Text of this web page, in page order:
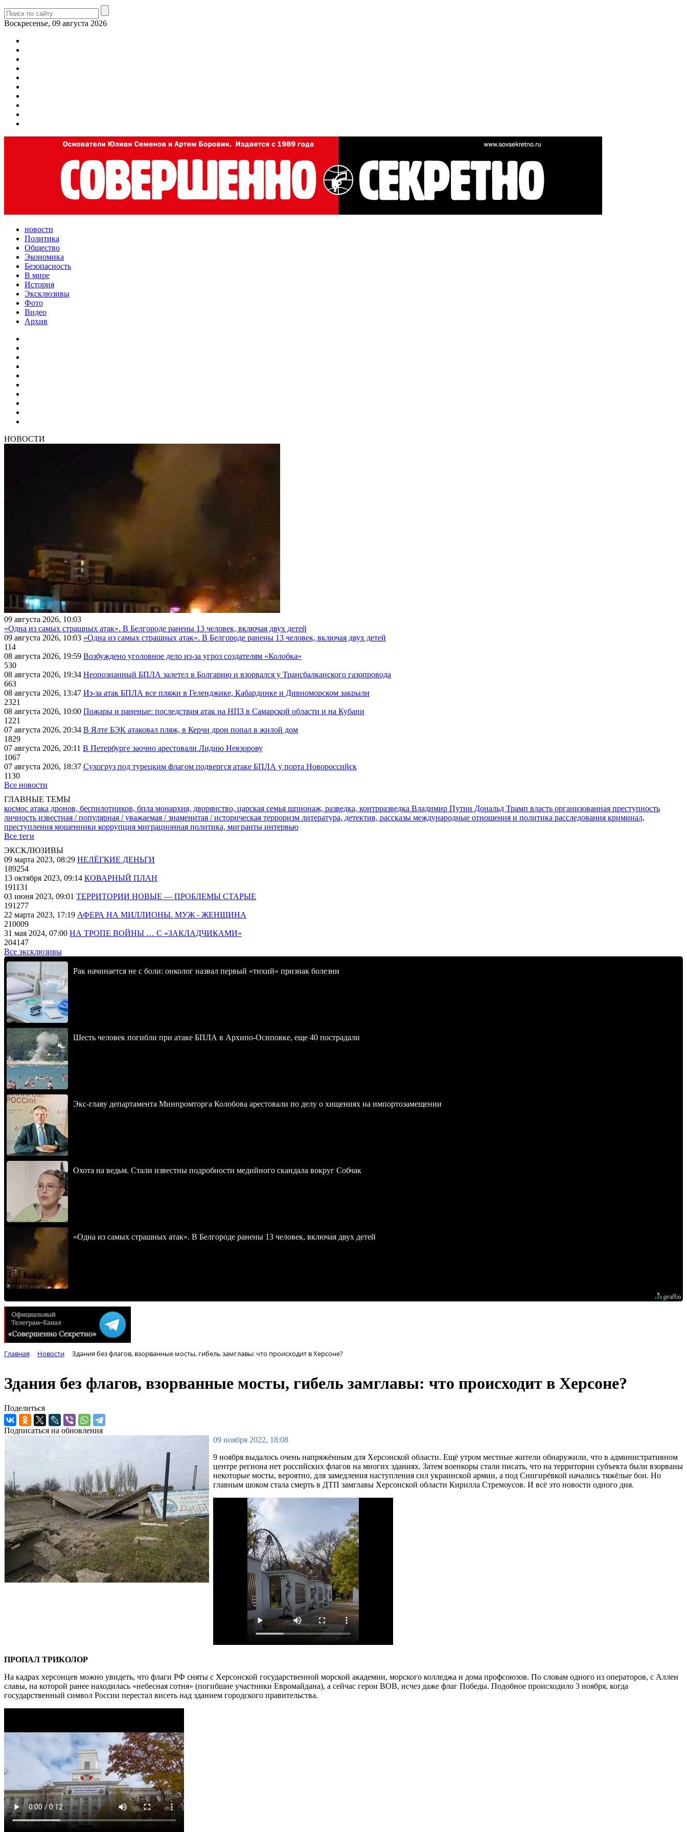
Воскресенье, 09 августа 2026
новости
Политика
Общество
Экономика
Безопасность
В мире
История
Эксклюзивы
Фото
Видео
Архив
НОВОСТИ
09 августа 2026, 10:03
«Одна из самых страшных атак». В Белгороде ранены 13 человек, включая двух детей
09 августа 2026, 10:03 «Одна из самых страшных атак». В Белгороде ранены 13 человек, включая двух детей
114
08 августа 2026, 19:59 Возбуждено уголовное дело из-за угроз создателям «Колобка»
530
08 августа 2026, 19:34 Неопознанный БПЛА залетел в Болгарию и взорвался у Трансбалканского газопровода
663
08 августа 2026, 13:47 Из-за атак БПЛА все пляжи в Геленджике, Кабардинке и Дивноморском закрыли
2321
08 августа 2026, 10:00 Пожары и раненые: последствия атак на НПЗ в Самарской области и на Кубани
1221
07 августа 2026, 20:34 В Ялте БЭК атаковал пляж, в Керчи дрон попал в жилой дом
1829
07 августа 2026, 20:11 В Петербурге заочно арестовали Лидию Невзорову
1067
07 августа 2026, 18:37 Сухогруз под турецким флагом подвергся атаке БПЛА у порта Новороссийск
1130
Все новости
ГЛАВНЫЕ ТЕМЫ
космос атака дронов, беспилотников, бпла монархия, дворянство, царская семья шпионаж, разведка, контрразведка Владимир Путин Дональд Трамп власть организованная преступность
личность известная / популярная / уважаемая / знаменитая / историческая терроризм литература, детектив, рассказы международные отношения и политика расследования криминал,
преступления мошенники коррупция миграционная политика, мигранты интервью
Все теги
ЭКСКЛЮЗИВЫ
09 марта 2023, 08:29 НЕЛЁГКИЕ ДЕНЬГИ
189254
13 октября 2023, 09:14 КОВАРНЫЙ ПЛАН
191131
03 июня 2023, 09:01 ТЕРРИТОРИИ НОВЫЕ — ПРОБЛЕМЫ СТАРЫЕ
191277
22 марта 2023, 17:19 АФЕРА НА МИЛЛИОНЫ. МУЖ - ЖЕНЩИНА
210009
31 мая 2024, 07:00 НА ТРОПЕ ВОЙНЫ … С «ЗАКЛАДЧИКАМИ»
204147
Все эксклюзивы
Рак начинается не с боли: онколог назвал первый «тихий» признак болезни
Шесть человек погибли при атаке БПЛА в Архипо-Осиповке, еще 40 пострадали
Экс-главу департамента Минпромторга Колобова арестовали по делу о хищениях на импортозамещении
Охота на ведьм. Стали известны подробности медийного скандала вокруг Собчак
«Одна из самых страшных атак». В Белгороде ранены 13 человек, включая двух детей
Главная Новости Здания без флагов, взорванные мосты, гибель замглавы: что происходит в Херсоне?
Здания без флагов, взорванные мосты, гибель замглавы: что происходит в Херсоне?
Поделиться
Подписаться на обновления
09 ноября 2022, 18:08
9 ноября выдалось очень напряжённым для Херсонской области. Ещё утром местные жители обнаружили, что в административном
центре региона нет российских флагов на многих зданиях. Затем военкоры стали писать, что на территории субъекта были взорваны
некоторые мосты, вероятно, для замедления наступления сил украинской армии, а под Снигирёвкой начались тяжёлые бои. Но
главным шоком стала смерть в ДТП замглавы Херсонской области Кирилла Стремоусов. И всё это новости одного дня.
ПРОПАЛ ТРИКОЛОР
На кадрах херсонцев можно увидеть, что флаги РФ сняты с Херсонской государственной морской академии, морского колледжа и дома профсоюзов. По словам одного из операторов, с Аллеи
славы, на которой ранее находилась «небесная сотня» (погибшие участники Евромайдана), а сейчас герои ВОВ, исчез даже флаг Победы. Подобное происходило 3 ноября, когда
государственный символ России перестал висеть над зданием городского правительства.